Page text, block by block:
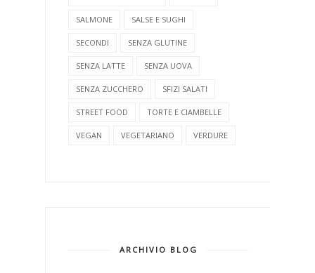
SALMONE SALSE E SUGHI
SECONDI SENZA GLUTINE
SENZA LATTE SENZA UOVA
SENZA ZUCCHERO SFIZI SALATI
STREET FOOD TORTE E CIAMBELLE
VEGAN VEGETARIANO VERDURE
ARCHIVIO BLOG